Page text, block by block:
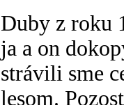
Duby z roku
ja a on
strávili sme
lesom.